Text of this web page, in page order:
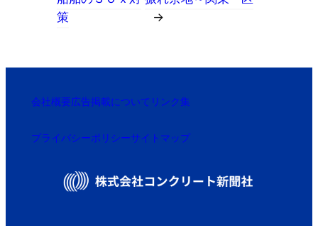
策
→
会社概要広告掲載について リンク集
プライバシーポリシーサイトマップ